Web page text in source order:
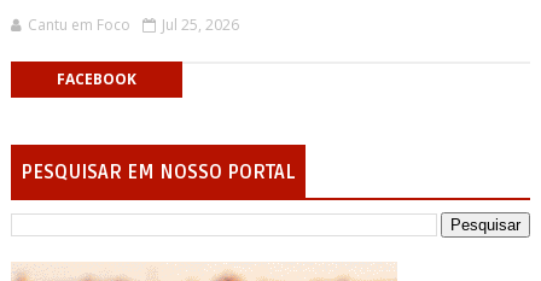
Cantu em Foco Jul 25, 2026
FACEBOOK
PESQUISAR EM NOSSO PORTAL